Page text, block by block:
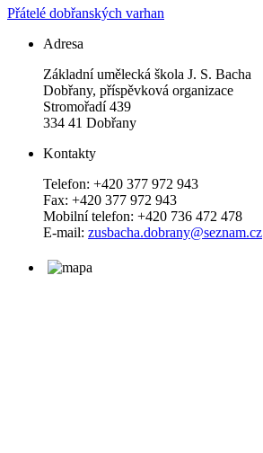
Přátelé dobřanských varhan
Adresa
Základní umělecká škola J. S. Bacha
Dobřany, příspěvková organizace
Stromořadí 439
334 41 Dobřany
Kontakty
Telefon: +420 377 972 943
Fax: +420 377 972 943
Mobilní telefon: +420 736 472 478
E-mail: zusbacha.dobrany@seznam.cz